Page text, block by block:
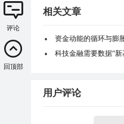
相关文章
资金动能的循环与
科技金融需要数据“新
用户评论
评论
回顶部